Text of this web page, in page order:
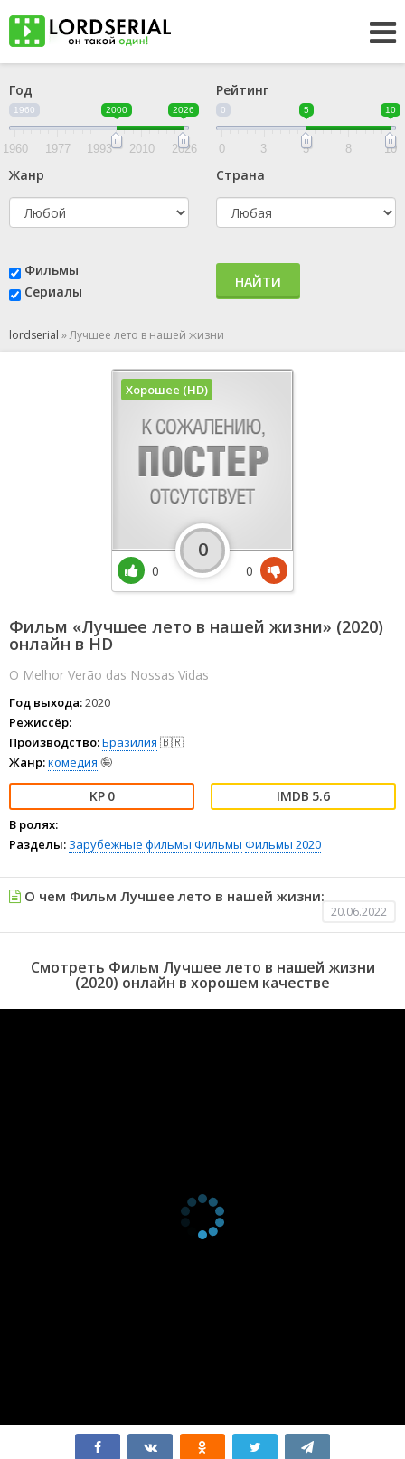
Год
1960 2000 2026
1960 1977 1993 2010 2026
Рейтинг
0 5 10
0 3 5 8 10
Жанр Страна
Фильмы
Сериалы
НАЙТИ
lordserial »Лучшее лето в нашей жизни
Фильм «Лучшее лето в нашей жизни» (2020)
онлайн в HD
O Melhor Verão das Nossas Vidas
Год выхода:2020
Режиссёр:
Производство:Бразилия 🇧🇷
Жанр:комедия 🤪
0 5.6
В ролях:
Разделы: Зарубежные фильмы Фильмы Фильмы 2020
Хорошее (HD)
0
0
0
О чем Фильм Лучшее лето в нашей жизни:
20.06.2022
Смотреть Фильм Лучшее лето в нашей жизни
(2020) онлайн в хорошем качестве